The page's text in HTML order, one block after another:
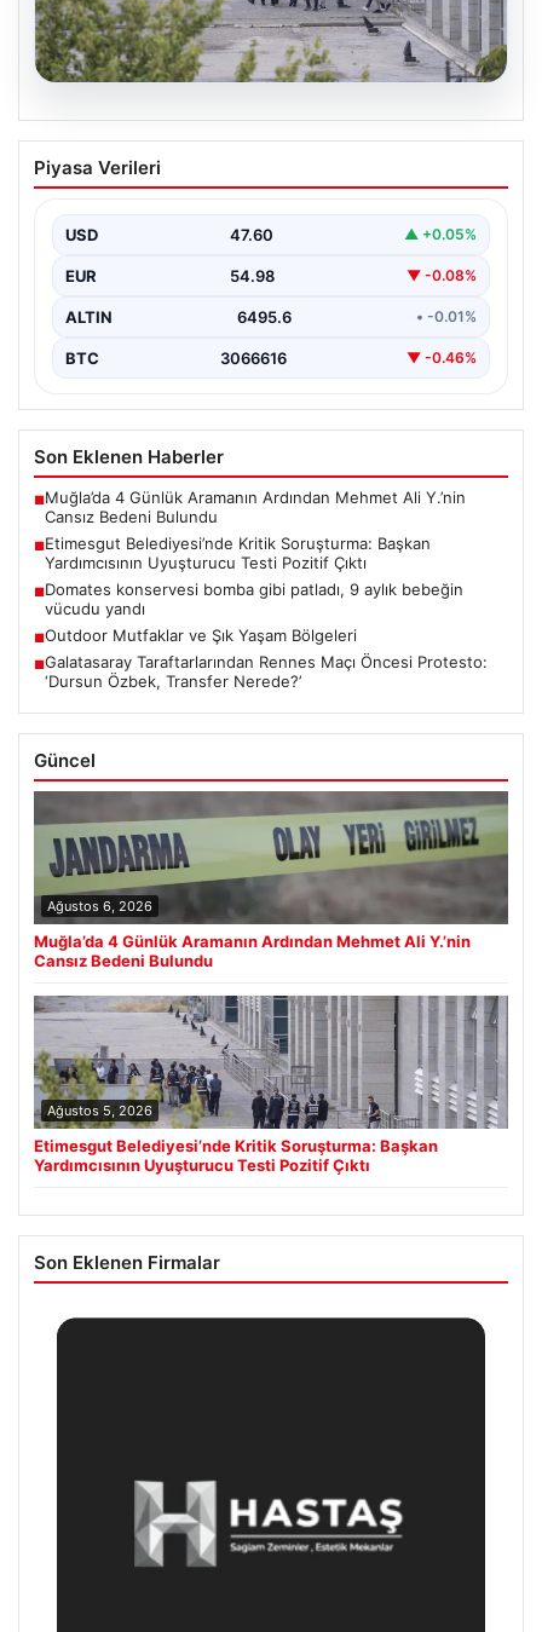
Etimesgut Belediyesi’nde Kritik
Soruşturma: Başkan Yardımcısının
Ankara'da Etimesgut Belediyesi'ne ilişkin yürütülen
devam ediyor. Başkan…
Piyasa Verileri
USD 47.60 ▲ +0.05%
EUR 54.98 ▼ -0.08%
ALTIN 6495.6 • -0.01%
BTC 3066616 ▼ -0.46%
Son Eklenen Haberler
■Muğla’da 4 Günlük Aramanın Ardından Mehmet Ali Y.’nin
Cansız Bedeni Bulundu
■Etimesgut Belediyesi’nde Kritik Soruşturma: Başkan
Yardımcısının Uyuşturucu Testi Pozitif Çıktı
■Domates konservesi bomba gibi patladı, 9 aylık bebeğin
vücudu yandı
■Outdoor Mutfaklar ve Şık Yaşam Bölgeleri
■Galatasaray Taraftarlarından Rennes Maçı Öncesi Protesto:
‘Dursun Özbek, Transfer Nerede?’
Güncel
Ağustos 6, 2026
Muğla’da 4 Günlük Aramanın Ardından Mehmet Ali Y.’nin
Cansız Bedeni Bulundu
Ağustos 5, 2026
Etimesgut Belediyesi’nde Kritik Soruşturma: Başkan
Yardımcısının Uyuşturucu Testi Pozitif Çıktı
Son Eklenen Firmalar